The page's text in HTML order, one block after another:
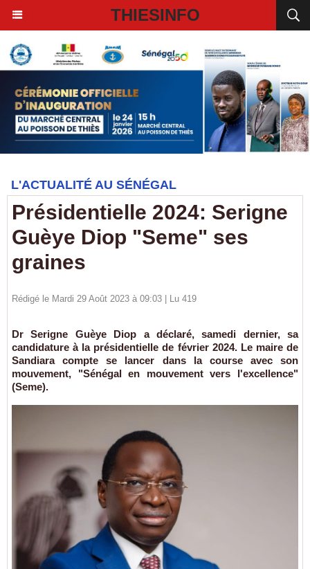
THIESINFO
L'ACTUALITÉ AU SÉNÉGAL
Présidentielle 2024: Serigne
Guèye Diop "Seme" ses
graines
Rédigé le Mardi 29 Août 2023 à 09:03 | Lu 419
Dr Serigne Guèye Diop a déclaré, samedi dernier, sa
candidature à la présidentielle de février 2024. Le maire de
Sandiara compte se lancer dans la course avec son
mouvement, "Sénégal en mouvement vers l'excellence"
(Seme).